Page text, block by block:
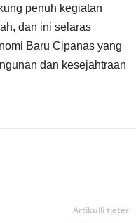
penuh kegiatan
dan ini selaras
Baru Cipanas yang
dan kesejahtraan
Artikulli tjetër